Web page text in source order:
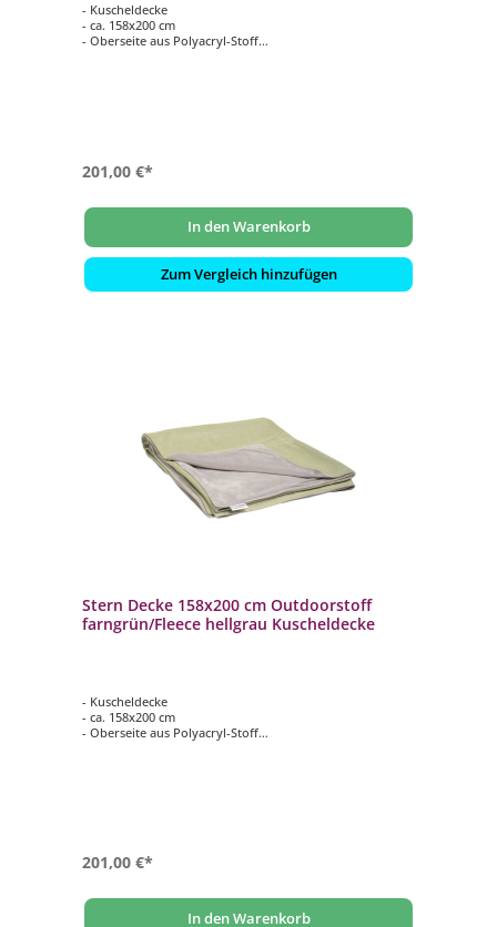
- Kuscheldecke
- ca. 158x200 cm
- Oberseite aus Polyacryl-Stoff
201,00 €*
In den Warenkorb
Zum Vergleich hinzufügen
Stern Decke 158x200 cm Outdoorstoff
farngrün/Fleece hellgrau Kuscheldecke
- Kuscheldecke
- ca. 158x200 cm
- Oberseite aus Polyacryl-Stoff
201,00 €*
In den Warenkorb